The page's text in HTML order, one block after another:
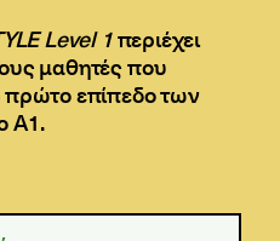
Level 1περιέχει
μαθητές που
πρώτο επίπεδο των
Α1.